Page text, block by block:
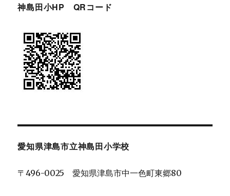
神島田小HP QRコード
愛知県津島市立神島田小学校
〒496-0025 愛知県津島市中一色町東郷80